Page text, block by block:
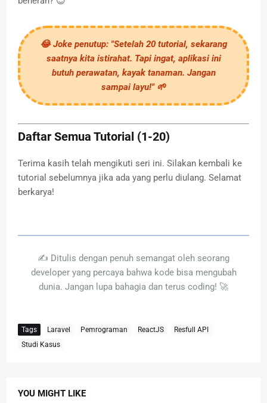
😂Joke penutup: "Setelah 20 tutorial, sekarang
saatnya kita istirahat. Tapi ingat, aplikasi ini
butuh perawatan, kayak tanaman. Jangan
sampai layu!" 🌱
Daftar Semua Tutorial (1-20)
Terima kasih telah mengikuti seri ini. Silakan kembali ke
tutorial sebelumnya jika ada yang perlu diulang. Selamat
berkarya!
✍️ Ditulis dengan penuh semangat oleh seorang
developer yang percaya bahwa kode bisa mengubah
dunia. Jangan lupa bahagia dan terus coding! 🚀
Tags Laravel Pemrograman ReactJS
Resfull API
Studi Kasus
YOU MIGHT LIKE